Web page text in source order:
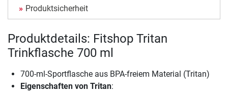
Produktsicherheit
Produktdetails: Fitshop Tritan
Trinkflasche 700 ml
700-ml-Sportflasche aus BPA-freiem Material (Tritan)
Eigenschaften von Tritan: